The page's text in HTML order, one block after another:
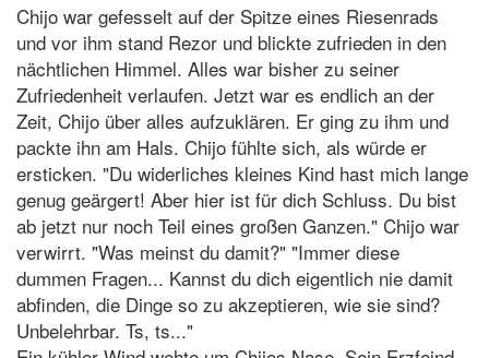
Chijo war gefesselt auf der Spitze eines Riesenrads
und vor ihm stand Rezor und blickte zufrieden in den
nächtlichen Himmel. Alles war bisher zu seiner
Zufriedenheit verlaufen. Jetzt war es endlich an der
Zeit, Chijo über alles aufzuklären. Er ging zu ihm und
packte ihn am Hals. Chijo fühlte sich, als würde er
ersticken. "Du widerliches kleines Kind hast mich lange
genug geärgert! Aber hier ist für dich Schluss. Du bist
ab jetzt nur noch Teil eines großen Ganzen." Chijo war
verwirrt. "Was meinst du damit?" "Immer diese
dummen Fragen... Kannst du dich eigentlich nie damit
abfinden, die Dinge so zu akzeptieren, wie sie sind?
Unbelehrbar. Ts, ts..."